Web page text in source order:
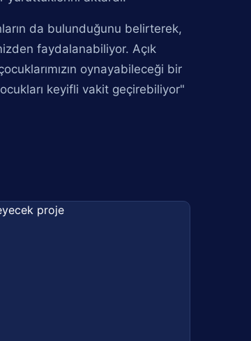
da bulunduğunu belirterek,
faydalanabiliyor. Açık
oynayabileceği bir
keyifli vakit geçirebiliyor"